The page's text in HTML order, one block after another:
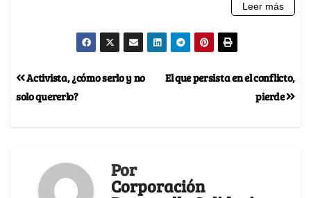
El que persista en el conflicto,
pierde
Activista, ¿cómo serlo y no
solo quererlo?
Por
Corporación